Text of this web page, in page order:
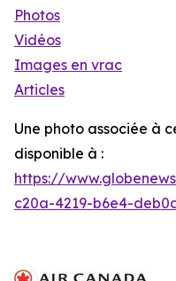
Photos
Vidéos
Images en vrac
Articles
Une photo associée à
disponible à :
https://
c20a-4219-b6e4-